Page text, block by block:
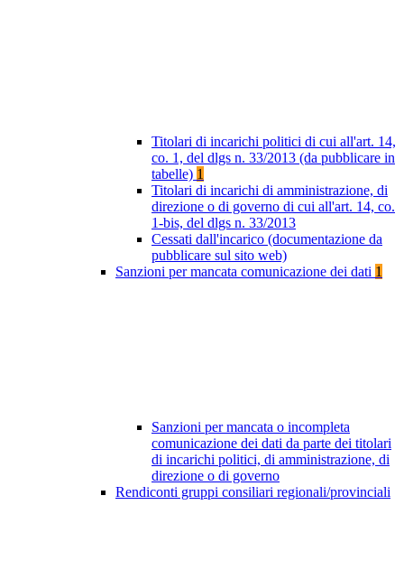
Titolari di incarichi politici di cui all'art. 14,
co. 1, del dlgs n. 33/2013 (da pubblicare in
tabelle) 1
Titolari di incarichi di amministrazione, di
direzione o di governo di cui all'art. 14, co.
1-bis, del dlgs n. 33/2013
Cessati dall'incarico (documentazione da
pubblicare sul sito web)
Sanzioni per mancata comunicazione dei dati 1
Sanzioni per mancata o incompleta
comunicazione dei dati da parte dei titolari
di incarichi politici, di amministrazione, di
direzione o di governo
Rendiconti gruppi consiliari regionali/provinciali